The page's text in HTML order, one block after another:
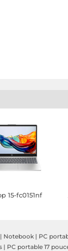
15-fc0151nf
| Notebook | PC
| PC portable 17